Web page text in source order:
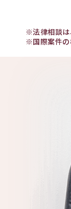
※法律相談は
※国際案件の